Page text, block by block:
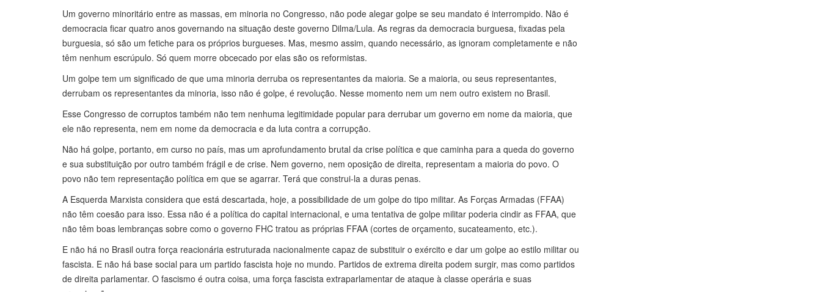
Um governo minoritário entre as massas, em minoria no Congresso, não pode alegar golpe se seu mandato é interrompido. Não é
democracia ficar quatro anos governando na situação deste governo Dilma/Lula. As regras da democracia burguesa, fixadas pela
burguesia, só são um fetiche para os próprios burgueses. Mas, mesmo assim, quando necessário, as ignoram completamente e não
têm nenhum escrúpulo. Só quem morre obcecado por elas são os reformistas.
Um golpe tem um significado de que uma minoria derruba os representantes da maioria. Se a maioria, ou seus representantes,
derrubam os representantes da minoria, isso não é golpe, é revolução. Nesse momento nem um nem outro existem no Brasil.
Esse Congresso de corruptos também não tem nenhuma legitimidade popular para derrubar um governo em nome da maioria, que
ele não representa, nem em nome da democracia e da luta contra a corrupção.
Não há golpe, portanto, em curso no país, mas um aprofundamento brutal da crise política e que caminha para a queda do governo
e sua substituição por outro também frágil e de crise. Nem governo, nem oposição de direita, representam a maioria do povo. O
povo não tem representação política em que se agarrar. Terá que construi-la a duras penas.
A Esquerda Marxista considera que está descartada, hoje, a possibilidade de um golpe do tipo militar. As Forças Armadas (FFAA)
não têm coesão para isso. Essa não é a política do capital internacional, e uma tentativa de golpe militar poderia cindir as FFAA, que
não têm boas lembranças sobre como o governo FHC tratou as próprias FFAA (cortes de orçamento, sucateamento, etc.).
E não há no Brasil outra força reacionária estruturada nacionalmente capaz de substituir o exército e dar um golpe ao estilo militar ou
fascista. E não há base social para um partido fascista hoje no mundo. Partidos de extrema direita podem surgir, mas como partidos
de direita parlamentar. O fascismo é outra coisa, uma força fascista extraparlamentar de ataque à classe operária e suas